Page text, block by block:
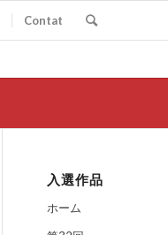
Contat
入選作品
ホーム